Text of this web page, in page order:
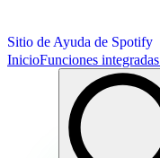
Sitio de Ayuda de Spotify
InicioFunciones